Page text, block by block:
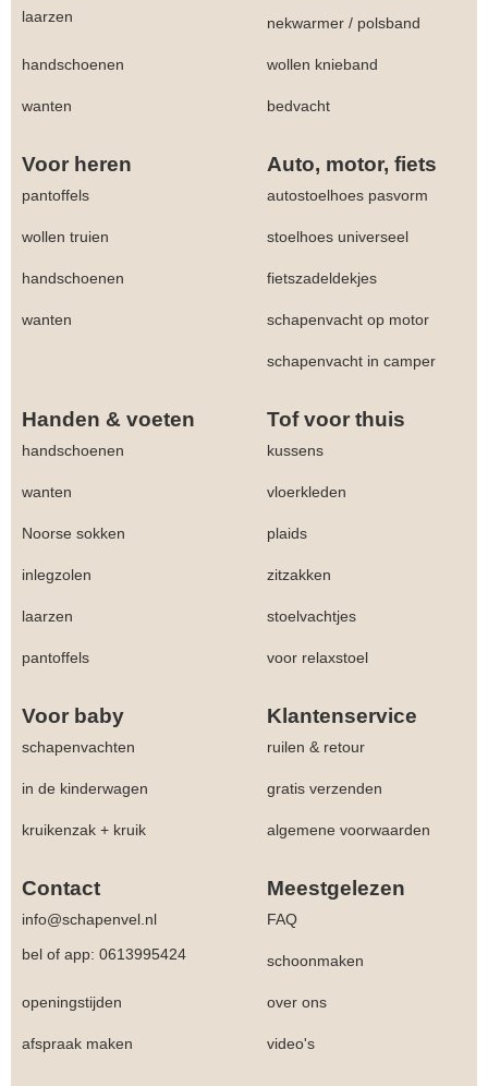
laarzen nekwarmer / polsband
handschoenen wollen knieband
wanten bedvacht
Voor heren Auto, motor, fiets
pantoffels autostoelhoes pasvorm
wollen truien stoelhoes universeel
handschoenen fietszadeldekjes
wanten schapenvacht op motor
schapenvacht in camper
Handen & voeten Tof voor thuis
handschoenen kussens
wanten vloerkleden
Noorse sokken plaids
inlegzolen zitzakken
laarzen stoelvachtjes
pantoffels voor relaxstoel
Voor baby Klantenservice
schapenvachten ruilen & retour
in de kinderwagen gratis verzenden
kruikenzak + kruik algemene voorwaarden
Contact Meestgelezen
info@schapenvel.nl
FAQ
bel of app: 0613995424
schoonmaken
openingstijden over ons
afspraak maken video's